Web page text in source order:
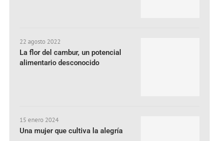
22 agosto 2022
La flor del cambur, un potencial
alimentario desconocido
15 enero 2024
Una mujer que cultiva la alegría